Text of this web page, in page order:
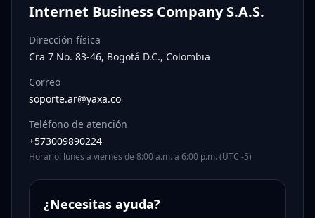
Internet Business Company S.A.S.
Dirección física
Cra 7 No. 83-46, Bogotá D.C., Colombia
Correo
soporte.ar@yaxa.co
Teléfono de atención
+573009890224
Horario: lunes a viernes de 8:00 a.m. a 6:00 p.m. (UTC -5)
¿Necesitas ayuda?